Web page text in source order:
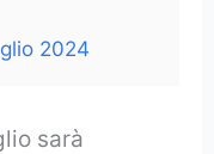
2024
sarà